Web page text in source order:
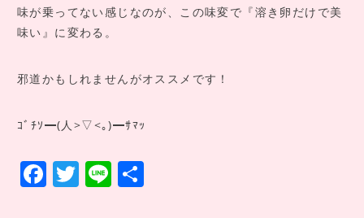
味が乗ってない感じなのが、この味変で『溶き卵だけで美
味い』に変わる。
邪道かもしれませんがオススメです！
ｺﾞﾁｿ━(人>▽<｡)━ｻﾏｯ
F
a
T
w
Li
n